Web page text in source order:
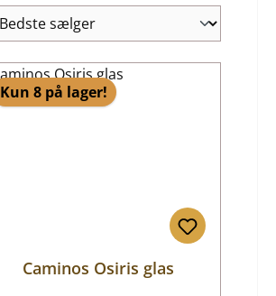
Kun 8 på lager!
Caminos Osiris glas